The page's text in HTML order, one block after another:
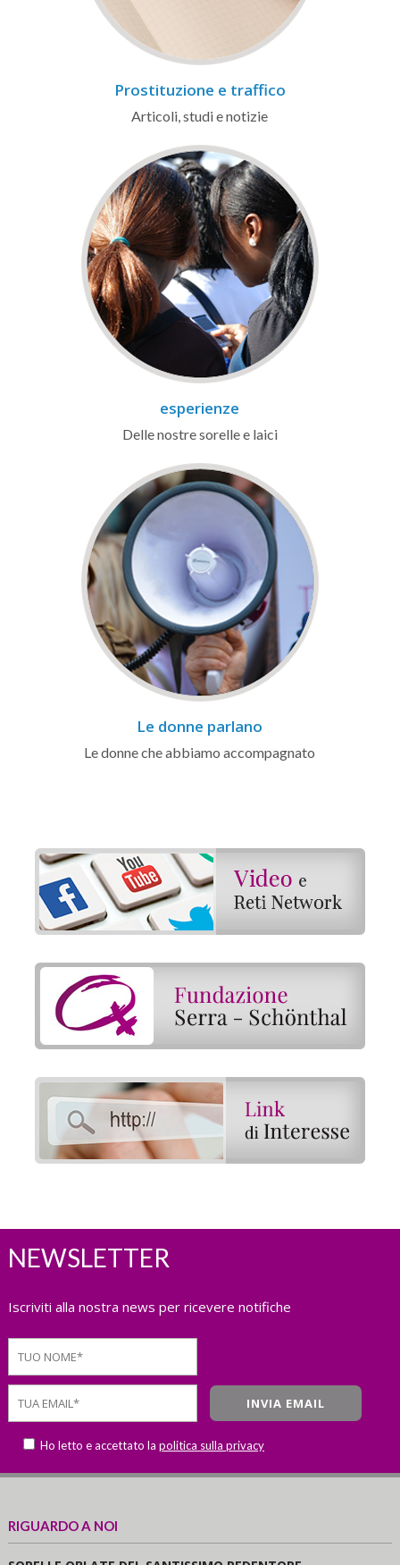
Prostituzione e traffico
Articoli, studi e notizie
esperienze
Delle nostre sorelle e laici
Le donne parlano
Le donne che abbiamo accompagnato
NEWSLETTER
Iscriviti alla nostra news per ricevere notifiche
Ho letto e accettato la politica sulla privacy
RIGUARDO A NOI